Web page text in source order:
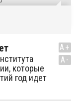
которые
год идет
A+
A-